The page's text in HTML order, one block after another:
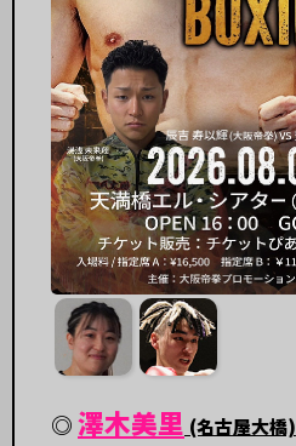
◎澤木美里 (名古屋大橋)